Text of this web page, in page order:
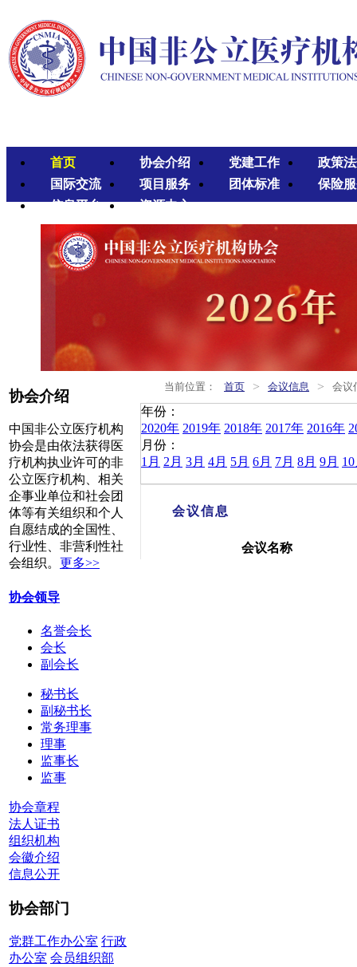
首页 协会介绍 党建工作
政策
国际交流
项目服务 团体标准
保险
信息平台
资源中心
协会介绍
中国非公立医疗机构
协会是由依法获得医
疗机构执业许可的非
公立医疗机构、相关
企事业单位和社会团
体等有关组织和个人
自愿结成的全国性、
行业性、非营利性社
会组织。 更多>>
协会领导
名誉会长
会长
副会长
秘书长
副秘书长
常务理事
理事
监事长
监事
协会章程
法人证书
组织机构
会徽介绍
信息公开
协会部门
党群工作办公室 行政
办公室 会员组织部
当前位置： 首页 > 会议信息 > 会议
年份：
2020年 2019年 2018年 2017年 2016年
月份：
1月 2月 3月 4月 5月 6月 7月 8月 9月
会议信息
会议名称